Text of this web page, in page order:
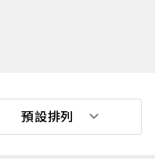
預設排列